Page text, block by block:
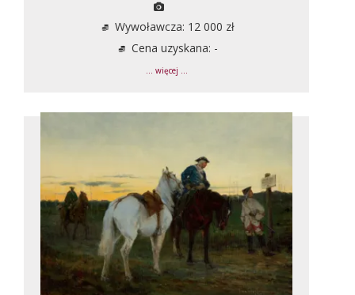
Wywoławcza: 12 000 zł
Cena uzyskana: -
... więcej ...